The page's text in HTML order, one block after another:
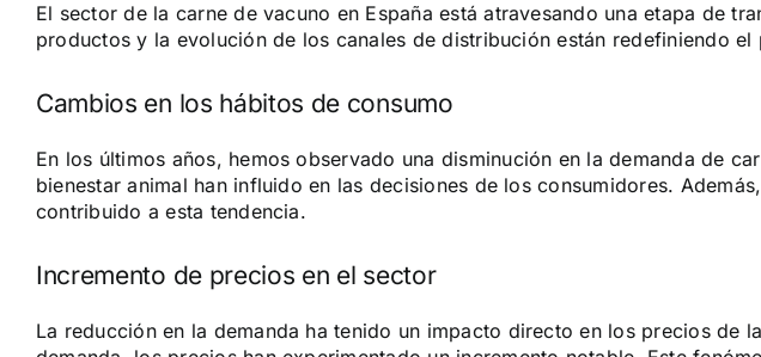
El sector de la carne de vacuno en España está atravesando una etapa de
productos y la evolución de los canales de distribución están redefiniendo el
Cambios en los hábitos de consumo
En los últimos años, hemos observado una disminución en la demanda de
bienestar animal han influido en las decisiones de los consumidores.
contribuido a esta tendencia.
Incremento de precios en el sector
La reducción en la demanda ha tenido un impacto directo en los precios de